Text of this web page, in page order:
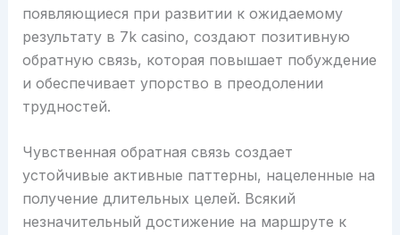
появляющиеся при развитии к ожидаемому
результату в 7k casino, создают позитивную
обратную связь, которая повышает побуждение
и обеспечивает упорство в преодолении
трудностей.
Чувственная обратная связь создает
устойчивые активные паттерны, нацеленные на
получение длительных целей. Всякий
незначительный достижение на маршруте к